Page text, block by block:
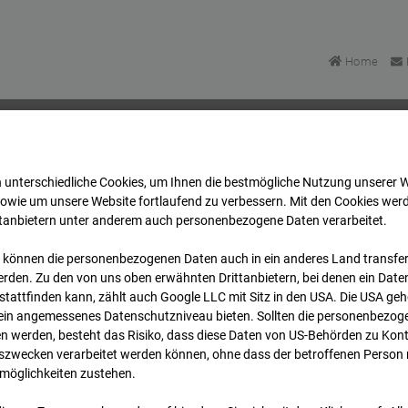
Home
Bpl 5B – 96WE - Cam 2 Archiv 2026 07 08
Bpl 5B – 96WE -
unterschiedliche Cookies, um Ihnen die best­mögliche Nutzung unserer
um unsere Website fortlaufend zu verbessern. Mit den Cookies
unter anderem auch personenbezogene Daten verarbeitet.
können die personenbezogenen Daten auch in ein anderes Land
Zu den von uns oben erwähnten Drittanbietern, bei denen ein
kann, zählt auch Google LLC mit Sitz in den USA. Die USA
angemessenes Datenschutzniveau bieten. Sollten die
werden, besteht das Risiko, dass diese Daten von US-Behörden zu
verarbeitet werden können, ohne dass der betroffenen Person
zustehen.